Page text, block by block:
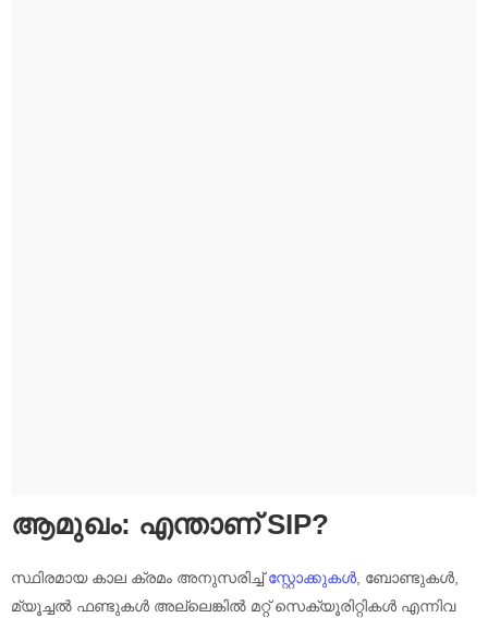
ആമുഖം: എന്താണ് SIP?
സ്ഥിരമായ കാല ക്രമം അനുസരിച്ച്സ്റ്റോക്കുകൾ , ബോണ്ടുകൾ,
മ്യൂച്ചൽ ഫണ്ടുകൾ അല്ലെങ്കിൽ മറ്റ് സെക്യൂരിറ്റികൾ എന്നിവ